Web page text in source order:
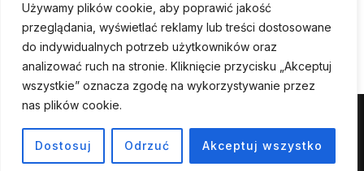
Używamy plików cookie, aby poprawić jakość
przeglądania, wyświetlać reklamy lub treści dostosowane
do indywidualnych potrzeb użytkowników oraz
analizować ruch na stronie. Kliknięcie przycisku „Akceptuj
wszystkie” oznacza zgodę na wykorzystywanie przez
nas plików cookie.
Dostosuj Odrzuć Akceptuj wszystko
Damian
Inspiro WordPress Theme byWPZOOM